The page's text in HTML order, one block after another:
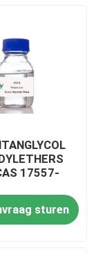
17557-
sturen